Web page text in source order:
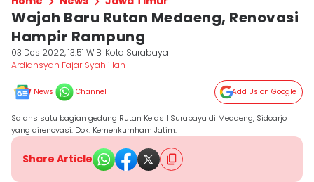
Wajah Baru Rutan Medaeng, Renovasi
Hampir Rampung
03 Des 2022, 13:51 WIB Kota Surabaya
Ardiansyah Fajar Syahlillah
News Channel Add Us on Google
Salahs satu bagian gedung Rutan Kelas I Surabaya di Medaeng, Sidoarjo
yang direnovasi. Dok. Kemenkumham Jatim.
Share Article